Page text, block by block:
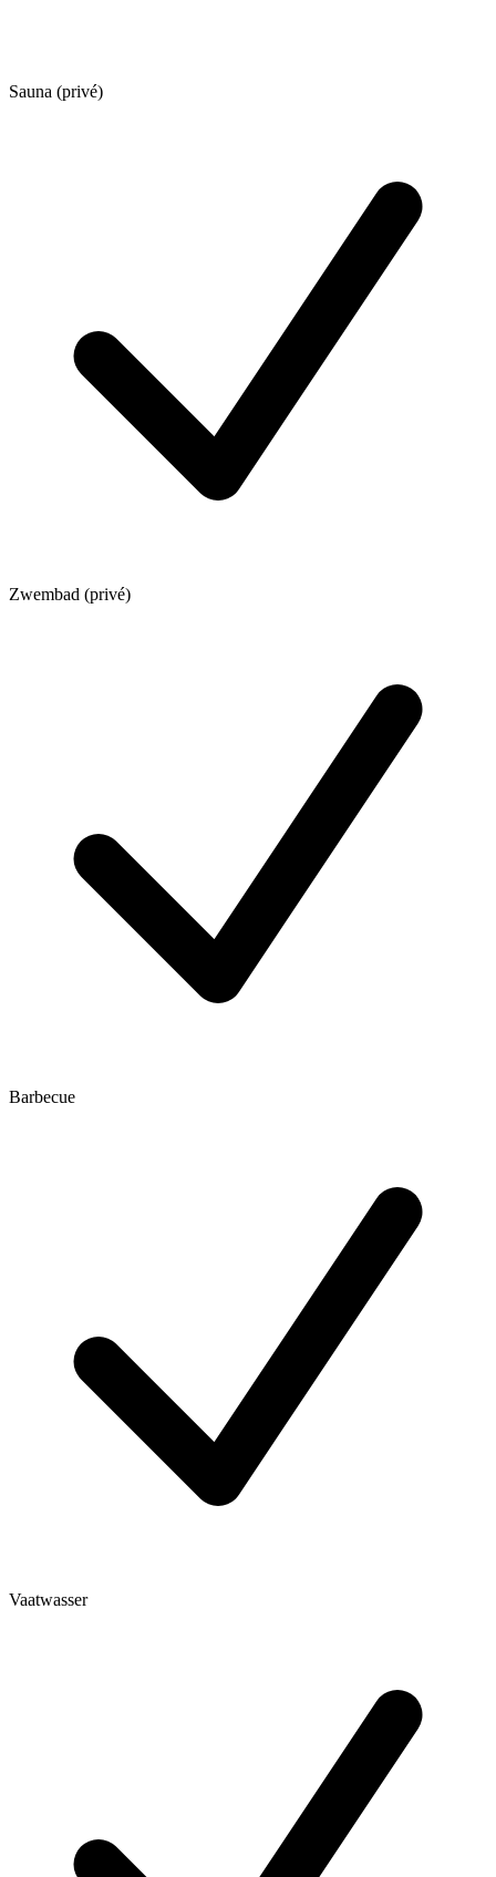
Sauna (privé)
Zwembad (privé)
Barbecue
Vaatwasser